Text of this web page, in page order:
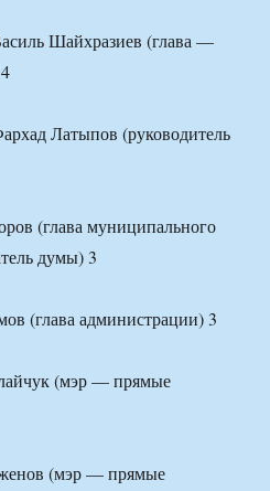
Шайхразиев (глава —
Латыпов (руководитель
(глава муниципального
думы) 3
(глава администрации) 3
(мэр — прямые
(мэр — прямые